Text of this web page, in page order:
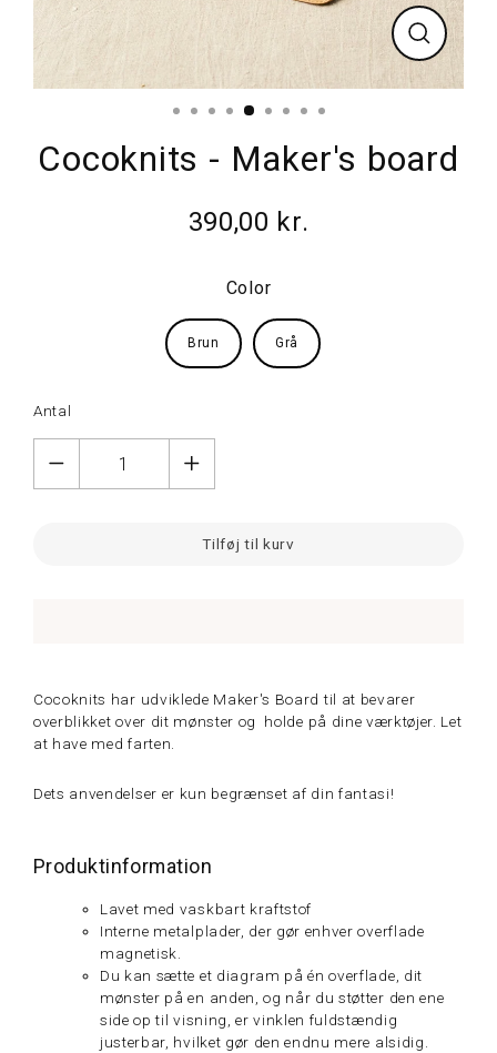
Luk
Cocoknits - Maker's board
Normalpris
390,00 kr.
Color
Brun Grå
Antal
Tilføj til kurv
Cocoknits har udviklede Maker's Board til at bevarer
overblikket over dit mønster og holde på dine værktøjer. Let
at have med farten.
Dets anvendelser er kun begrænset af din fantasi!
Produktinformation
Lavet med vaskbart kraftstof
Interne metalplader, der gør enhver overflade
magnetisk.
Du kan sætte et diagram på én overflade, dit
mønster på en anden, og når du støtter den ene
side op til visning, er vinklen fuldstændig
justerbar, hvilket gør den endnu mere alsidig.